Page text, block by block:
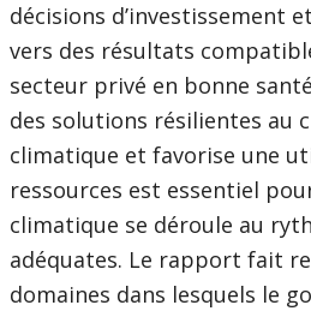
décisions d’investissement
vers des résultats
secteur privé en bonne
des solutions résilientes au
climatique et favorise une
ressources est essentiel
climatique se déroule au
adéquates. Le rapport fait
domaines dans lesquels le